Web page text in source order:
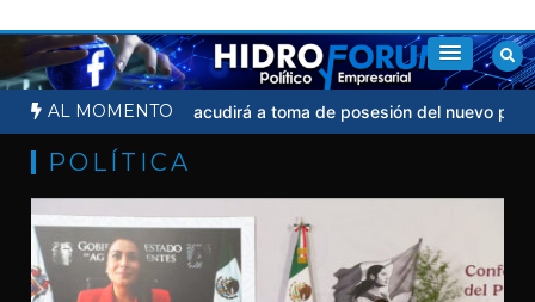
al
contenido
AL MOMENTO
Sheinbaum no acudirá a toma de posesión del nuevo presidente
POLÍTICA